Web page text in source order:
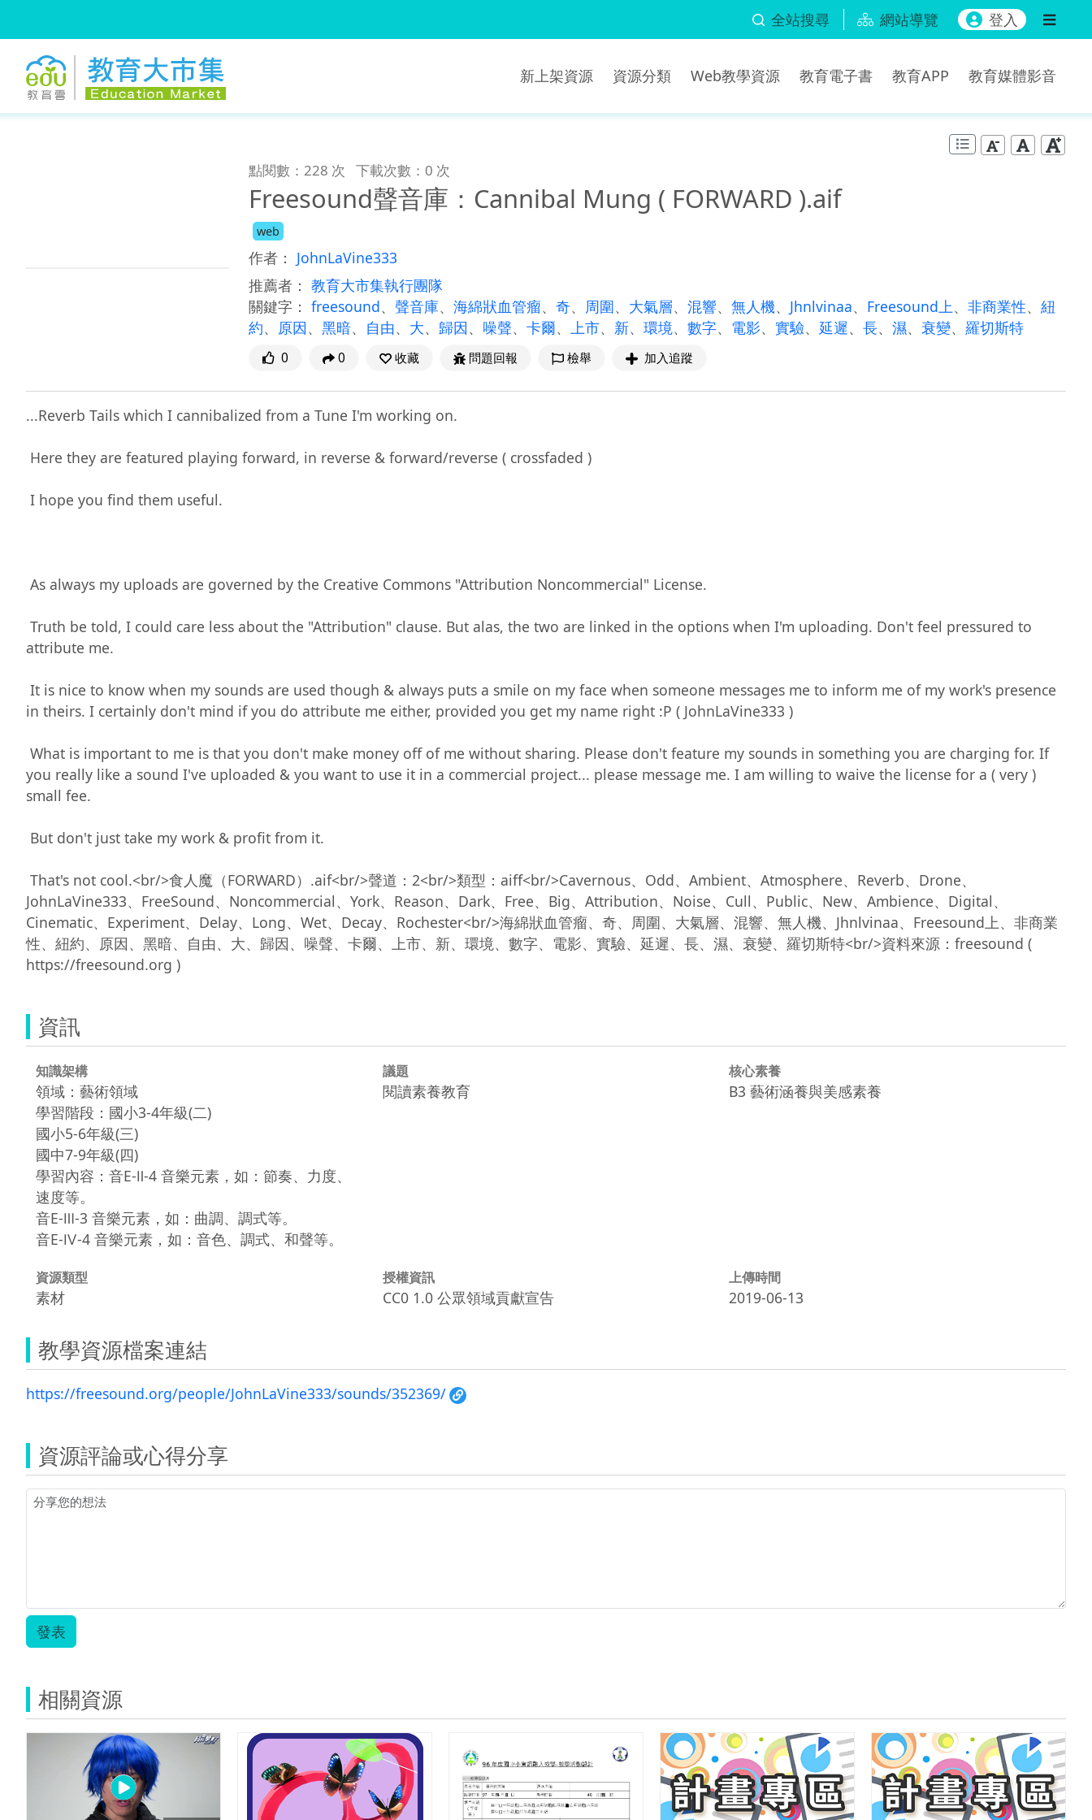
全站搜尋 網站導覽 登入
新上架資源 資源分類 Web教學資源 教育電子書 教育APP 教育媒體影音
點閱數：228 次 下載次數：0 次
Freesound聲音庫：Cannibal Mung ( FORWARD ).aif
web
作者： JohnLaVine333
推薦者： 教育大市集執行團隊
關鍵字： freesound、 聲音庫、 海綿狀血管瘤、 奇、 周圍、 大氣層、 混響、 無人機、 Jhnlvinaa、 Freesound上、 非商業性、 紐
約、 原因、 黑暗、 自由、 大、 歸因、 噪聲、 卡爾、 上市、 新、 環境、 數字、 電影、 實驗、 延遲、 長、 濕、 衰變、 羅切斯特
0 0 收藏 問題回報 檢舉 加入追蹤
...Reverb Tails which I cannibalized from a Tune I'm working on.
attribute me.
in theirs. I certainly don't mind if you do attribute me either, provided you get my name right :P ( JohnLaVine333 )
you really like a sound I've uploaded & you want to use it in a commercial project... please message me. I am willing to waive the license for a ( very )
small fee.
JohnLaVine333、FreeSound、Noncommercial、York、Reason、Dark、Free、Big、Attribution、Noise、Cull、Public、New、Ambience、Digital、
Cinematic、Experiment、Delay、Long、Wet、Decay、Rochester<br/>海綿狀血管瘤、奇、周圍、大氣層、混響、無人機、Jhnlvinaa、Freesound上、非商業
性、紐約、原因、黑暗、自由、大、歸因、噪聲、卡爾、上市、新、環境、數字、電影、實驗、延遲、長、濕、衰變、羅切斯特<br/>資料來源：freesound (
資訊
知識架構
領域：藝術領域
學習階段：國小3-4年級(二)
國小5-6年級(三)
國中7-9年級(四)
學習內容：音E-Ⅱ-4 音樂元素，如：節奏、力度、
速度等。
音E-Ⅲ-3 音樂元素，如：曲調、調式等。
音E-Ⅳ-4 音樂元素，如：音色、調式、和聲等。
議題
閱讀素養教育
核心素養
B3 藝術涵養與美感素養
資源類型
素材
授權資訊
CC0 1.0 公眾領域貢獻宣告
上傳時間
2019-06-13
教學資源檔案連結
https://freesound.org/people/JohnLaVine333/sounds/352369/
資源評論或心得分享
發表
相關資源